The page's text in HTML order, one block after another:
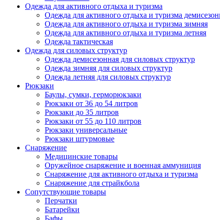
Одежда для активного отдыха и туризма
Одежда для активного отдыха и туризма
Одежда для активного отдыха и туризма зимняя
Одежда для активного отдыха и туризма летняя
Одежда тактическая
Одежда для силовых структур
Одежда демисезонная для силовых структур
Одежда зимняя для силовых структур
Одежда летняя для силовых структур
Рюкзаки
Баулы, сумки, герморюкзаки
Рюкзаки от 36 до 54 литров
Рюкзаки до 35 литров
Рюкзаки от 55 до 110 литров
Рюкзаки универсальные
Рюкзаки штурмовые
Снаряжение
Медицинские товары
Оружейное снаряжение и военная аммуниция
Снаряжение для активного отдыха и туризма
Снаряжение для страйкбола
Сопутствующие товары
Перчатки
Батарейки
Бафы